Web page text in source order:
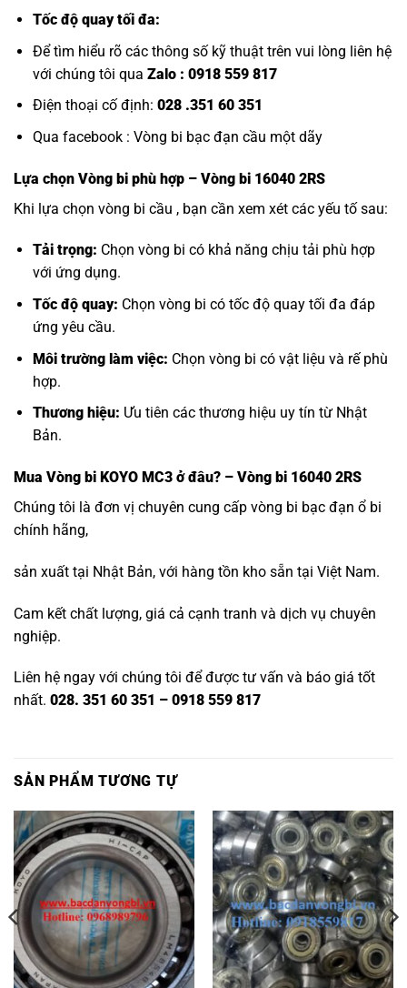
Tốc độ quay tối đa:
Để tìm hiểu rõ các thông số kỹ thuật trên vui lòng liên hệ
với chúng tôi qua Zalo : 0918 559 817
Điện thoại cố định: 028 .351 60 351
Qua facebook : Vòng bi bạc đạn cầu một dãy
Lựa chọn Vòng bi phù hợp – Vòng bi 16040 2RS
Khi lựa chọn vòng bi cầu , bạn cần xem xét các yếu tố sau:
Tải trọng: Chọn vòng bi có khả năng chịu tải phù hợp
với ứng dụng.
Tốc độ quay: Chọn vòng bi có tốc độ quay tối đa đáp
ứng yêu cầu.
Môi trường làm việc: Chọn vòng bi có vật liệu và rế phù
hợp.
Thương hiệu: Ưu tiên các thương hiệu uy tín từ Nhật
Bản.
Mua Vòng bi KOYO MC3 ở đâu? – Vòng bi 16040 2RS
Chúng tôi là đơn vị chuyên cung cấp vòng bi bạc đạn ổ bi
chính hãng,
sản xuất tại Nhật Bản, với hàng tồn kho sẵn tại Việt Nam.
Cam kết chất lượng, giá cả cạnh tranh và dịch vụ chuyên
nghiệp.
Liên hệ ngay với chúng tôi để được tư vấn và báo giá tốt
nhất. 028. 351 60 351 – 0918 559 817
SẢN PHẨM TƯƠNG TỰ